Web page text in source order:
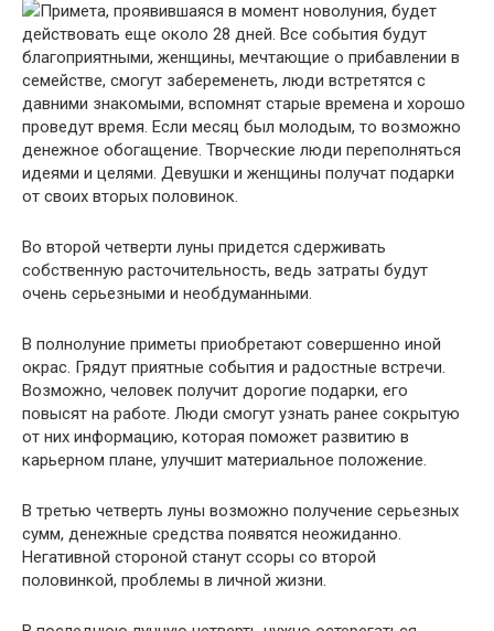
Примета, проявившаяся в момент новолуния, будет
действовать еще около 28 дней. Все события будут
благоприятными, женщины, мечтающие о прибавлении в
семействе, смогут забеременеть, люди встретятся с
давними знакомыми, вспомнят старые времена и хорошо
проведут время. Если месяц был молодым, то возможно
денежное обогащение. Творческие люди переполняться
идеями и целями. Девушки и женщины получат подарки
от своих вторых половинок.
Во второй четверти луны придется сдерживать
собственную расточительность, ведь затраты будут
очень серьезными и необдуманными.
В полнолуние приметы приобретают совершенно иной
окрас. Грядут приятные события и радостные встречи.
Возможно, человек получит дорогие подарки, его
повысят на работе. Люди смогут узнать ранее сокрытую
от них информацию, которая поможет развитию в
карьерном плане, улучшит материальное положение.
В третью четверть луны возможно получение серьезных
сумм, денежные средства появятся неожиданно.
Негативной стороной станут ссоры со второй
половинкой, проблемы в личной жизни.